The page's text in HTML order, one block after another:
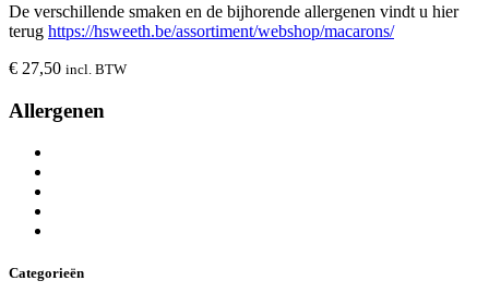
De verschillende smaken en de bijhorende allergenen vindt u hier
terug https://hsweeth.be/assortiment/webshop/macarons/
€ 27,50 incl. BTW
Allergenen
Categorieën